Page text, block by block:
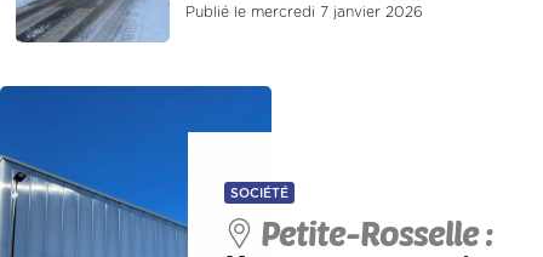
Publié le mercredi 7 janvier 2026
SOCIÉTÉ
Petite-Rosselle :